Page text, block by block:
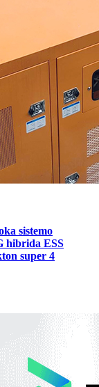
sistemo
hibrida ESS
super 4